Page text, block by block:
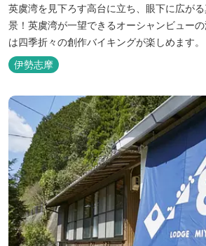
英虞湾を見下ろす高台に立ち、眼下に広が
景！英虞湾が一望できるオーシャンビュー
は四季折々の創作バイキングが楽しめます
できるクルーズ船は毎日運行しており、漁で
もできます。
伊勢志摩